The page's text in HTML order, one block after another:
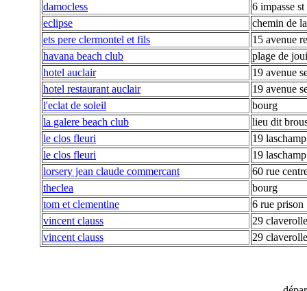
damocless
6 impasse
eclipse
chemin de
ets pere clermontel et fils
15 avenue
havana beach club
plage de
hotel auclair
19 avenue
hotel restaurant auclair
19 avenue
l'eclat de soleil
bourg
la galere beach club
lieu dit
le clos fleuri
19
le clos fleuri
19
lorsery jean claude commercant
60 rue
theclea
bourg
tom et clementine
6 rue prison
vincent clauss
29
vincent clauss
29